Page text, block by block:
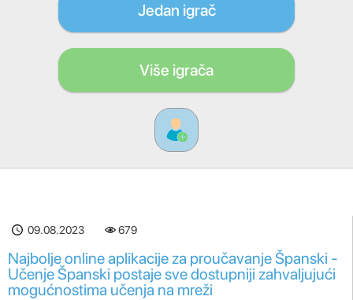
Jedan igrač
Više igrača
09.08.2023 679
Najbolje online aplikacije za proučavanje Španski -
Učenje Španski postaje sve dostupniji zahvaljujući
mogućnostima učenja na mreži